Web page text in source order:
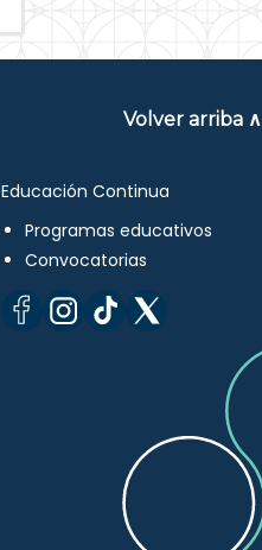
Volver arriba ∧
Educación Continua
Programas educativos
Convocatorias